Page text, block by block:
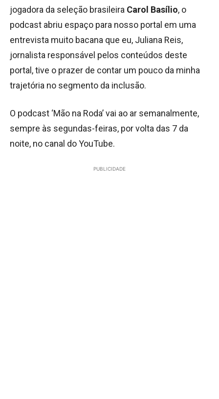
jogadora da seleção brasileira Carol Basílio, o
podcast abriu espaço para nosso portal em uma
entrevista muito bacana que eu, Juliana Reis,
jornalista responsável pelos conteúdos deste
portal, tive o prazer de contar um pouco da minha
trajetória no segmento da inclusão.
O podcast ‘Mão na Roda’ vai ao ar semanalmente,
sempre às segundas-feiras, por volta das 7 da
noite, no canal do YouTube.
PUBLICIDADE